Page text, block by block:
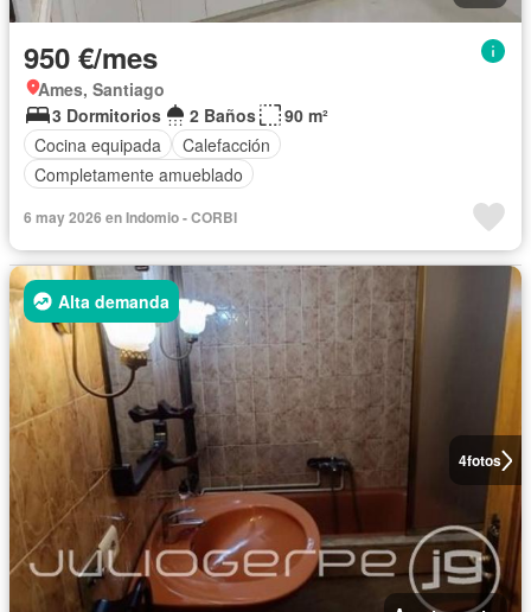
950 €/mes
Ames, Santiago
3 Dormitorios
2 Baños
90 m²
Cocina equipada
Calefacción
Completamente amueblado
6 may 2026 en Indomio - CORBI
4fotos
Alta demanda